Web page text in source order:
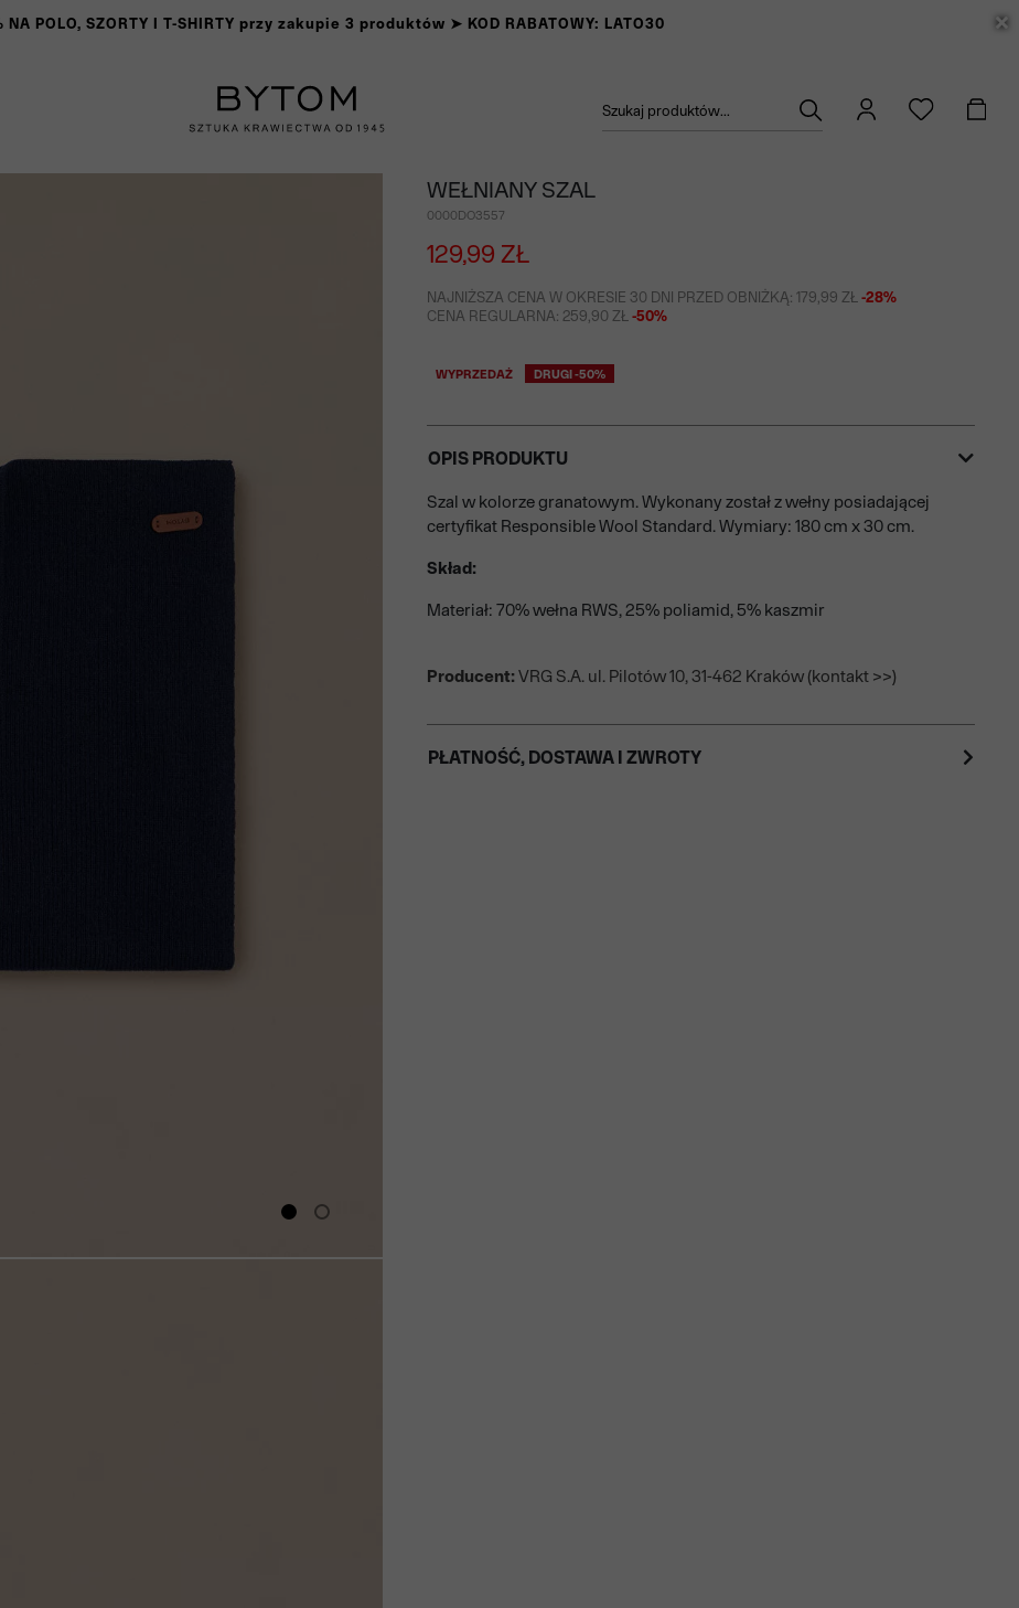
NA POLO, SZORTY I T-SHIRTY przy zakupie 3 produktów ➤ KOD RABATOWY: LATO30
Szukaj produktów...
WEŁNIANY SZAL
0000DO3557
129,99 ZŁ
NAJNIŻSZA CENA W OKRESIE 30 DNI PRZED OBNIŻKĄ: 179,99 ZŁ -28%
CENA REGULARNA: 259,90 ZŁ -50%
WYPRZEDAŻ DRUGI -50%
OPIS PRODUKTU
Szal w kolorze granatowym. Wykonany został z wełny posiadającej
certyfikat Responsible Wool Standard. Wymiary: 180 cm x 30 cm.
Skład:
Materiał: 70% wełna RWS, 25% poliamid, 5% kaszmir
Producent: VRG S.A. ul. Pilotów 10, 31-462 Kraków (kontakt >>)
PŁATNOŚĆ, DOSTAWA I ZWROTY